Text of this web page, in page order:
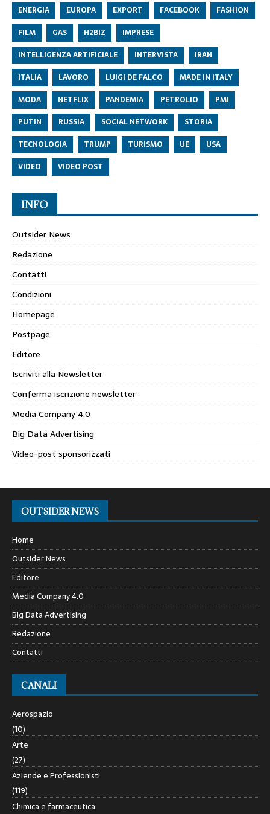
ENERGIA EUROPA EXPORT FACEBOOK
FASHION
FILM
GAS H2BIZ
IMPRESE
INTELLIGENZA ARTIFICIALE
INTERVISTA
IRAN
ITALIA
LAVORO LUIGI DE FALCO
MADE IN ITALY
MODA
NETFLIX PANDEMIA PETROLIO
PMI
PUTIN
RUSSIA SOCIAL NETWORK
STORIA
TECNOLOGIA
TRUMP TURISMO UE
USA
VIDEO
VIDEO POST
INFO
Outsider News
Redazione
Contatti
Condizioni
Homepage
Postpage
Editore
Iscriviti alla Newsletter
Conferma iscrizione newsletter
Media Company 4.0
Big Data Advertising
Video-post sponsorizzati
OUTSIDER NEWS
Home
Outsider News
Editore
Media Company 4.0
Big Data Advertising
Redazione
Contatti
CANALI
Aerospazio
(10)
Arte
(27)
Aziende e Professionisti
(119)
Chimica e farmaceutica